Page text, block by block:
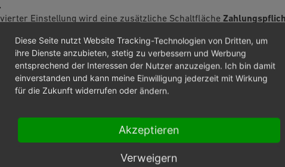
Einstellung wird eine zusätzliche Schaltfläche
Bestelldaten angezeigt.
01.08.2012 in Kraft getretenen sogenannten "Button-Lösung", die
verabschiedet hatte, sollte diese Einstellung für deutsche Shops
stellt an Shopbetreiber klare Anforderungen zur Information des
Die Bestellseite muss die Artikel mit ihren wesentlichen
Preis und Gesamtpreis der Artikel inklusive anfallender
sein. Es darf nur einen einzigen Button zum Bestellabschluss
Diese Seite nutzt Website Tracking-Technologien von Dritten, um
ihre Dienste anzubieten, stetig zu verbessern und Werbung
entsprechend der Interessen der Nutzer anzuzeigen. Ich bin damit
einverstanden und kann meine Einwilligung jederzeit mit Wirkung
für die Zukunft widerrufen oder ändern.
Akzeptieren
Verweigern